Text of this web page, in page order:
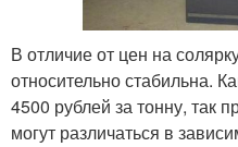
В отличие от цен на
относительно стабильна.
4500 рублей за тонну, так
могут различаться в